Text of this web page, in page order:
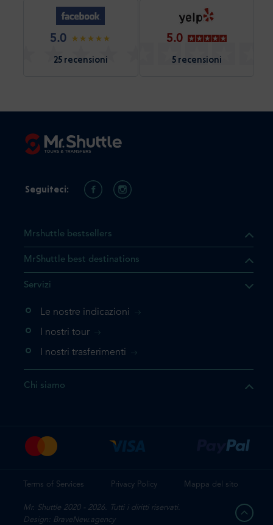
5.0
25 recensioni
5.0
5 recensioni
il prodotto che state
nuovamente, la
Mrshuttle bestsellers
MrShuttle best destinations
Servizi
Le nostre indicazioni
I nostri tour
I nostri trasferimenti
Chi siamo
Seguiteci:
Terms of Services Privacy Policy Mappa del sito
Mr. Shuttle 2020 - 2026. Tutti i diritti riservati.
Design: BraveNew.agency